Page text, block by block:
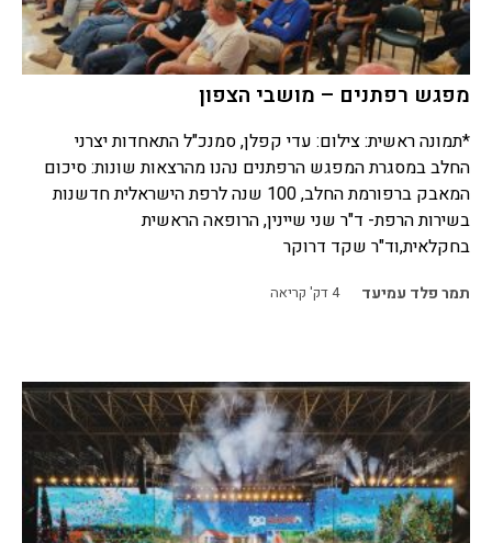
מפגש רפתנים – מושבי הצפון
*תמונה ראשית: צילום: עדי קפלן, סמנכ"ל התאחדות יצרני
החלב במסגרת המפגש הרפתנים נהנו מהרצאות שונות: סיכום
המאבק ברפורמת החלב, 100 שנה לרפת הישראלית חדשנות
בשירות הרפת- ד"ר שני שיינין, הרופאה הראשית
בחקלאית,וד"ר שקד דרוקר
תמר פלד עמיעד 4דק' קריאה